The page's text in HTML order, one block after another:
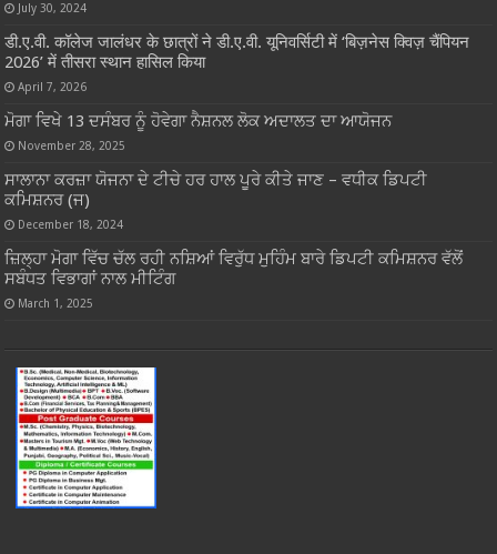
July 30, 2024
डी.ए.वी. कॉलेज जालंधर के छात्रों ने डी.ए.वी. यूनिवर्सिटी में ‘बिज़नेस क्विज़ चैंपियन
2026’ में तीसरा स्थान हासिल किया
April 7, 2026
ਮੋਗਾ ਵਿਖੇ 13 ਦਸੰਬਰ ਨੂੰ ਹੋਵੇਗਾ ਨੈਸ਼ਨਲ ਲੋਕ ਅਦਾਲਤ ਦਾ ਆਯੋਜਨ
November 28, 2025
ਸਾਲਾਨਾ ਕਰਜ਼ਾ ਯੋਜਨਾ ਦੇ ਟੀਚੇ ਹਰ ਹਾਲ ਪੂਰੇ ਕੀਤੇ ਜਾਣ – ਵਧੀਕ ਡਿਪਟੀ
ਕਮਿਸ਼ਨਰ (ਜ)
December 18, 2024
ਜ਼ਿਲ੍ਹਾ ਮੋਗਾ ਵਿੱਚ ਚੱਲ ਰਹੀ ਨਸ਼ਿਆਂ ਵਿਰੁੱਧ ਮੁਹਿੰਮ ਬਾਰੇ ਡਿਪਟੀ ਕਮਿਸ਼ਨਰ ਵੱਲੋਂ
ਸਬੰਧਤ ਵਿਭਾਗਾਂ ਨਾਲ ਮੀਟਿੰਗ
March 1, 2025